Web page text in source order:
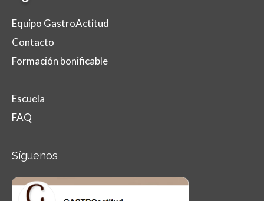
Equipo GastroActitud
Contacto
Formación bonificable
Escuela
FAQ
Síguenos